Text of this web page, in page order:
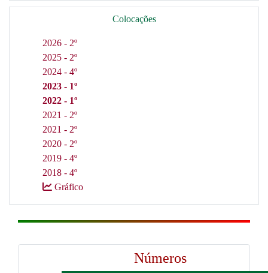
Colocações
2026 - 2º
2025 - 2º
2024 - 4º
2023 - 1º
2022 - 1º
2021 - 2º
2021 - 2º
2020 - 2º
2019 - 4º
2018 - 4º
Gráfico
Números